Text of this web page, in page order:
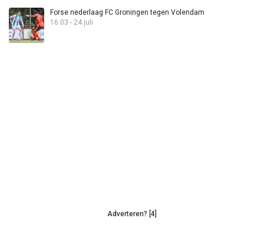
Forse nederlaag FC Groningen tegen Volendam
16:03 - 24 juli
Adverteren? [4]